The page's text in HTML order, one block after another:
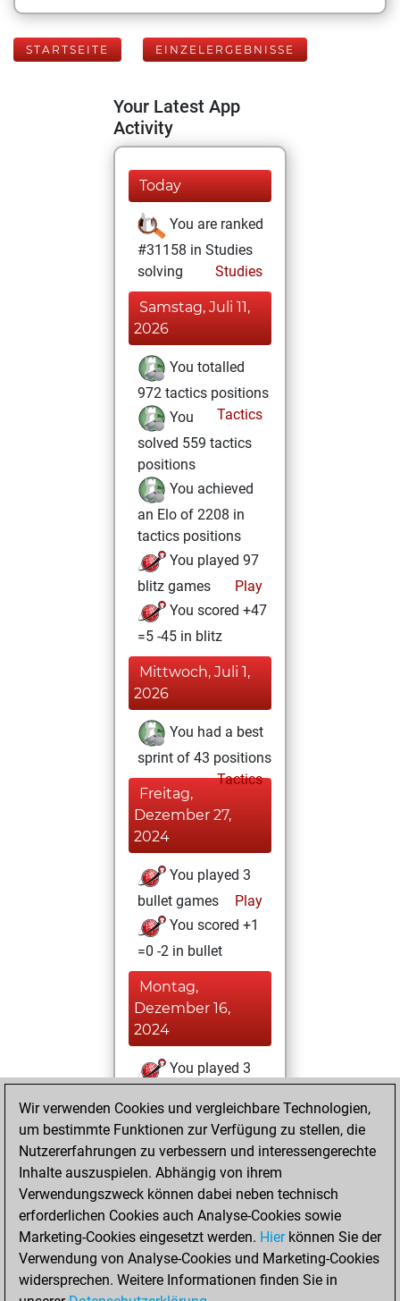
STARTSEITE EINZELERGEBNISSE
Your Latest App
Activity
Today
You are ranked
#31158 in Studies
solving
Studies
Samstag, Juli 11,
2026
You totalled
972 tactics positions
Tactics
You
solved 559 tactics
positions
You achieved
an Elo of 2208 in
tactics positions
You played 97
blitz games
Play
You scored +47
=5 -45 in blitz
Mittwoch, Juli 1,
2026
You had a best
sprint of 43 positions
Tactics
Freitag,
Dezember 27,
2024
You played 3
bullet games
Play
You scored +1
=0 -2 in bullet
Montag,
Dezember 16,
2024
You played 3
You scored +1
=1 -1 in slow games
Donnerstag,
August 29, 2024
You created
your Fritz account
Fritz
You
Wir verwenden Cookies und vergleichbare Technologien,
um bestimmte Funktionen zur Verfügung zu stellen, die
Nutzererfahrungen zu verbessern und interessengerechte
Inhalte auszuspielen. Abhängig von ihrem
Verwendungszweck können dabei neben technisch
erforderlichen Cookies auch Analyse-Cookies sowie
Marketing-Cookies eingesetzt werden. Hierkönnen Sie der
Verwendung von Analyse-Cookies und Marketing-Cookies
widersprechen. Weitere Informationen finden Sie in